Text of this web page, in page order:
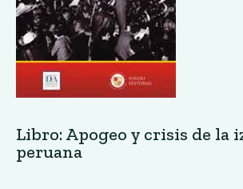
Libro: Apogeo y crisis de la
peruana